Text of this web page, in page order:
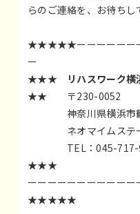
らのご連絡を、お待ちし
★★★★★ーーーーーーー
ー
★★★
リハスワーク
★★ 〒230-0052
神奈川県横浜市鶴
ネオマイムステー
TEL：
★★★
ーーーーーーーーーー
★★★★★